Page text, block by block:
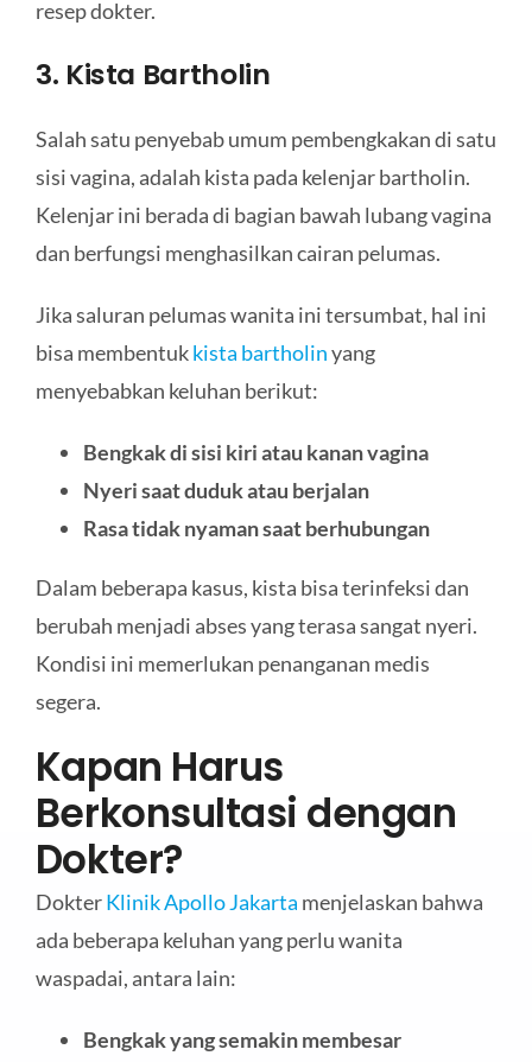
resep dokter.
3. Kista Bartholin
Salah satu penyebab umum pembengkakan di satu
sisi vagina, adalah kista pada kelenjar bartholin.
Kelenjar ini berada di bagian bawah lubang vagina
dan berfungsi menghasilkan cairan pelumas.
Jika saluran pelumas wanita ini tersumbat, hal ini
bisa membentukkista bartholinyang
menyebabkan keluhan berikut:
Bengkak di sisi kiri atau kanan vagina
Nyeri saat duduk atau berjalan
Rasa tidak nyaman saat berhubungan
Dalam beberapa kasus, kista bisa terinfeksi dan
berubah menjadi abses yang terasa sangat nyeri.
Kondisi ini memerlukan penanganan medis
segera.
Kapan Harus
Berkonsultasi dengan
Dokter?
DokterKlinik Apollo Jakarta menjelaskan bahwa
ada beberapa keluhan yang perlu wanita
waspadai, antara lain:
Bengkak yang semakin membesar